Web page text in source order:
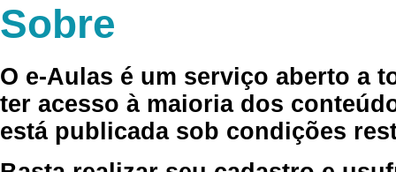
Sobre
O e-Aulas é um serviço aberto a
ter acesso à maioria dos
está publicada sob condições